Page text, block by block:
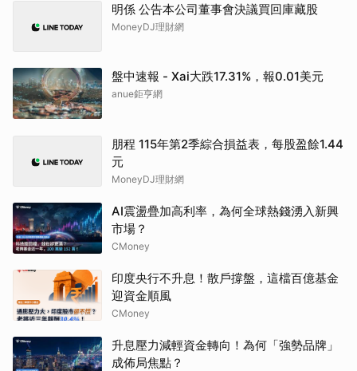
明係 公告本公司董事會決議買回庫藏股
MoneyDJ理財網
盤中速報 - Xai大跌17.31%，報0.01美元
anue鉅亨網
朋程 115年第2季綜合損益表，每股盈餘1.44
元
MoneyDJ理財網
AI震盪疊加高利率，為何全球熱錢湧入新興
市場？
CMoney
印度央行不升息！散戶撐盤，這檔百億基金
迎資金順風
CMoney
升息壓力減輕資金轉向！為何「強勢品牌」
成佈局焦點？